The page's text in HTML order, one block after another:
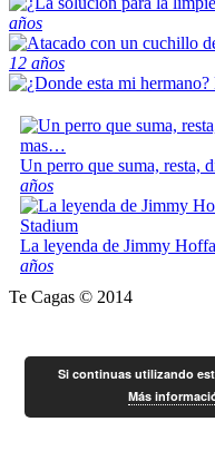
años
12 años
Un perro que suma, resta,
años
La leyenda de Jimmy
años
Te Cagas © 2014
Si continuas utilizando
Más